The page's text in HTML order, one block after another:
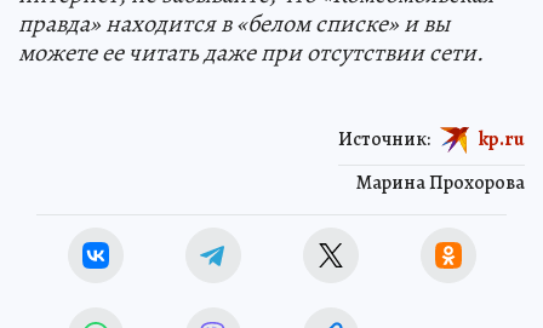
правда» находится в «белом списке» и вы
можете ее читать даже при отсутствии сети.
Марина Прохорова
Источник: kp.ru